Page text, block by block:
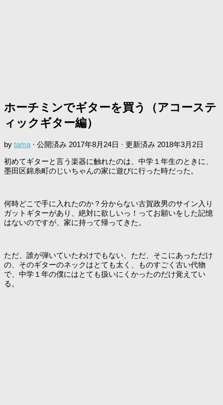
ホーチミンでギターを買う（アコーステ
ィックギター編）
by tama · 公開済み 2017年8月24日 · 更新済み 2018年3月2日
初めてギターと言う楽器に触れたのは、中学１年生のときに、
墨田区錦糸町のじいちゃんの家に遊びに行った時だった。
何時どこで手に入れたのか？分からない古賀政男のサイン入り
ガットギターがあり、絶対に欲しいっ！ってお願いをした記憶
はないのですが、家に持って帰ってきた。
ただ、誰が弾いていたわけでもない、ただ、そこにあっただけ
の、そのギターのネックはとても太く、ものすごく古い代物
で、中学１年の僕にはとても扱いにくかったのだけ覚えてい
る。